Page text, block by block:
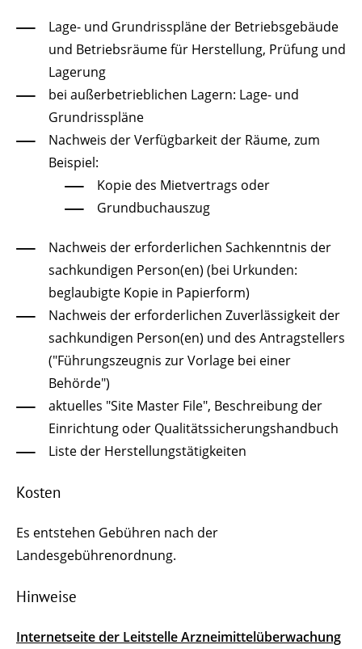
Lage- und Grundrisspläne der Betriebsgebäude
und Betriebsräume für Herstellung, Prüfung und
Lagerung
bei außerbetrieblichen Lagern: Lage- und
Grundrisspläne
Nachweis der Verfügbarkeit der Räume, zum
Beispiel:
Kopie des Mietvertrags oder
Grundbuchauszug
Nachweis der erforderlichen Sachkenntnis der
sachkundigen Person(en) (bei Urkunden:
beglaubigte Kopie in Papierform)
Nachweis der erforderlichen Zuverlässigkeit der
sachkundigen Person(en) und des Antragstellers
("Führungszeugnis zur Vorlage bei einer
Behörde")
aktuelles "Site Master File", Beschreibung der
Einrichtung oder Qualitätssicherungshandbuch
Liste der Herstellungstätigkeiten
Kosten
Es entstehen Gebühren nach der
Landesgebührenordnung.
Hinweise
Internetseite der Leitstelle Arzneimittelüberwachung